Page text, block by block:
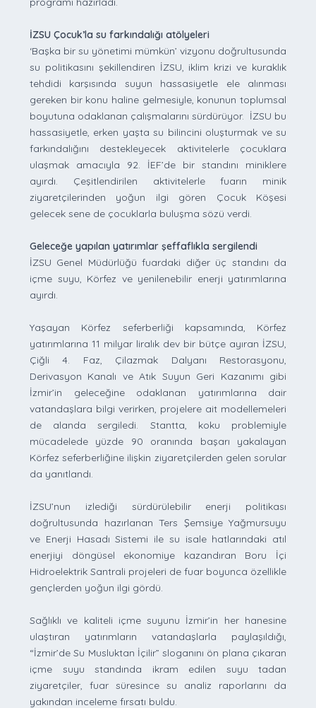
İZSU Çocuk’la su farkındalığı atölyeleri
‘Başka bir su yönetimi mümkün’ vizyonu doğrultusunda
su politikasını şekillendiren İZSU, iklim krizi ve kuraklık
tehdidi karşısında suyun hassasiyetle ele alınması
gereken bir konu haline gelmesiyle, konunun toplumsal
boyutuna odaklanan çalışmalarını sürdürüyor. İZSU bu
hassasiyetle, erken yaşta su bilincini oluşturmak ve su
farkındalığını destekleyecek aktivitelerle çocuklara
ulaşmak amacıyla 92. İEF’de bir standını miniklere
ayırdı. Çeşitlendirilen aktivitelerle fuarın minik
ziyaretçilerinden yoğun ilgi gören Çocuk Köşesi
gelecek sene de çocuklarla buluşma sözü verdi.
Geleceğe yapılan yatırımlar şeffaflıkla sergilendi
İZSU Genel Müdürlüğü fuardaki diğer üç standını da
içme suyu, Körfez ve yenilenebilir enerji yatırımlarına
ayırdı.
Yaşayan Körfez seferberliği kapsamında, Körfez
yatırımlarına 11 milyar liralık dev bir bütçe ayıran İZSU,
Çiğli 4. Faz, Çilazmak Dalyanı Restorasyonu,
Derivasyon Kanalı ve Atık Suyun Geri Kazanımı gibi
İzmir’in geleceğine odaklanan yatırımlarına dair
vatandaşlara bilgi verirken, projelere ait modellemeleri
de alanda sergiledi. Stantta, koku problemiyle
mücadelede yüzde 90 oranında başarı yakalayan
Körfez seferberliğine ilişkin ziyaretçilerden gelen sorular
da yanıtlandı.
İZSU’nun izlediği sürdürülebilir enerji politikası
doğrultusunda hazırlanan Ters Şemsiye Yağmursuyu
ve Enerji Hasadı Sistemi ile su isale hatlarındaki atıl
enerjiyi döngüsel ekonomiye kazandıran Boru İçi
Hidroelektrik Santrali projeleri de fuar boyunca özellikle
gençlerden yoğun ilgi gördü.
Sağlıklı ve kaliteli içme suyunu İzmir’in her hanesine
ulaştıran yatırımların vatandaşlarla paylaşıldığı,
“İzmir’de Su Musluktan İçilir” sloganını ön plana çıkaran
içme suyu standında ikram edilen suyu tadan
ziyaretçiler, fuar süresince su analiz raporlarını da
yakından inceleme fırsatı buldu.